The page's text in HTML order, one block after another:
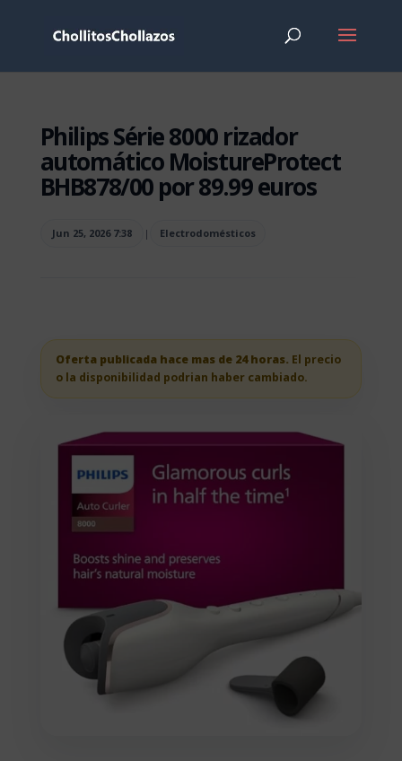
Philips Série 8000 rizador
automático MoistureProtect
BHB878/00 por 89.99 euros
Jun 25, 2026 7:38 | Electrodomésticos
Oferta publicada hace mas de 24 horas. El precio
o la disponibilidad podrian haber cambiado.